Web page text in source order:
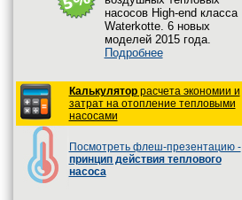
насосов High-end класса
Waterkotte. 6 новых
моделей 2015 года.
Подробнее
Калькуляторрасчета экономии и
затрат на отопление тепловыми
насосами
Посмотреть флеш-презентацию -
принцип действия теплового
насоса